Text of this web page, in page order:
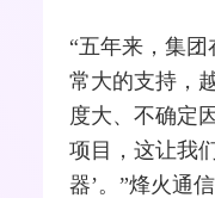
“五年来，集
常大的支持，
度大、不确定
项目，这让我
器’。”烽火通信